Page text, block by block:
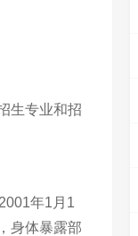
生专业和招
2001年1 月 1
身体暴露部